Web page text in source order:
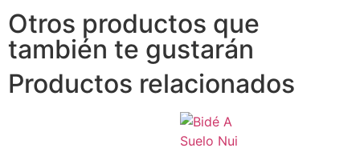
Otros productos que
también te gustarán
Productos relacionados